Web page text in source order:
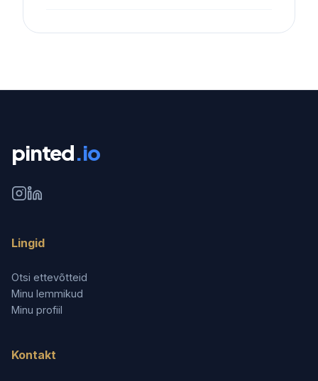
pinted.io
Lingid
Otsi ettevõtteid
Minu lemmikud
Minu profiil
Kontakt